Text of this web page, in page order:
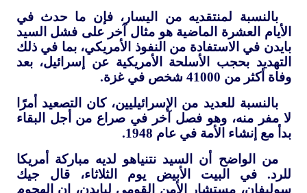
بالنسبة لمنتقديه من اليسار، فإن ما حدث في
الأيام العشرة الماضية هو مثال آخر على فشل السيد
بايدن في الاستفادة من النفوذ الأمريكي، بما في ذلك
التهديد بحجب الأسلحة الأمريكية عن إسرائيل، بعد
وفاة أكثر من 41000 شخص في غزة.
بالنسبة للعديد من الإسرائيليين، كان التصعيد أمرًا
لا مفر منه، وهو فصل آخر في صراع من أجل البقاء
بدأ مع إنشاء الأمة في عام 1948.
من الواضح أن السيد نتنياهو لديه مباركة أمريكا
للرد. في البيت الأبيض يوم الثلاثاء، قال جيك
سوليفان، مستشار الأمن القومي لبايدن، إن الهجوم